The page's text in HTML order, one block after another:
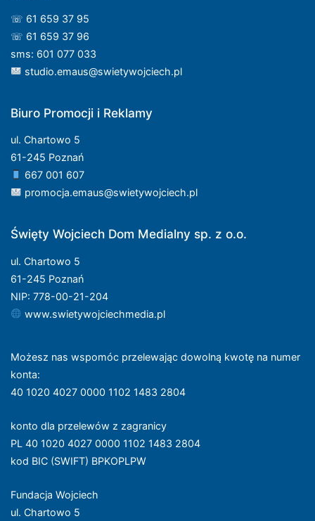
☏ 61 659 37 95
☏ 61 659 37 96
sms: 601 077 033
studio.emaus@swietywojciech.pl
Biuro Promocji i Reklamy
ul. Chartowo 5
61-245 Poznań
667 001 607
promocja.emaus@swietywojciech.pl
Święty Wojciech Dom Medialny sp. z o.o.
ul. Chartowo 5
61-245 Poznań
NIP: 778-00-21-204
www.swietywojciechmedia.pl
Możesz nas wspomóc przelewając dowolną kwotę na numer
konta:
40 1020 4027 0000 1102 1483 2804
konto dla przelewów z zagranicy
PL 40 1020 4027 0000 1102 1483 2804
kod BIC (SWIFT) BPKOPLPW
Fundacja Wojciech
ul. Chartowo 5